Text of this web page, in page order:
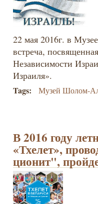
22 мая 2016г. в
встреча,
Независимости
Израиля».
Tags: Музей Шолом-
​В 2016 году
«Тхелет»,
ционит",